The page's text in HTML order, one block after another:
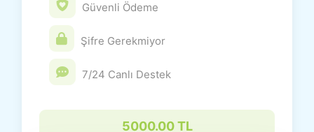
Güvenli Ödeme
Şifre Gerekmiyor
7/24 Canlı Destek
5000.00 TL